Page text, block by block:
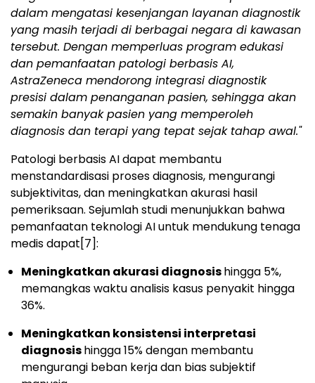
dalam mengatasi kesenjangan layanan diagnostik
yang masih terjadi di berbagai negara di kawasan
tersebut. Dengan memperluas program edukasi
dan pemanfaatan patologi berbasis AI,
AstraZeneca mendorong integrasi diagnostik
presisi dalam penanganan pasien, sehingga akan
semakin banyak pasien yang memperoleh
diagnosis dan terapi yang tepat sejak tahap awal."
Patologi berbasis AI dapat membantu
menstandardisasi proses diagnosis, mengurangi
subjektivitas, dan meningkatkan akurasi hasil
pemeriksaan. Sejumlah studi menunjukkan bahwa
pemanfaatan teknologi AI untuk mendukung tenaga
medis dapat[7]:
Meningkatkan akurasi diagnosishingga 5%,
memangkas waktu analisis kasus penyakit hingga
36%.
Meningkatkan konsistensi interpretasi
diagnosishingga 15% dengan membantu
mengurangi beban kerja dan bias subjektif